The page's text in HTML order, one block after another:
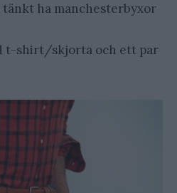
ha manchesterbyxor
t-shirt/skjorta och ett par